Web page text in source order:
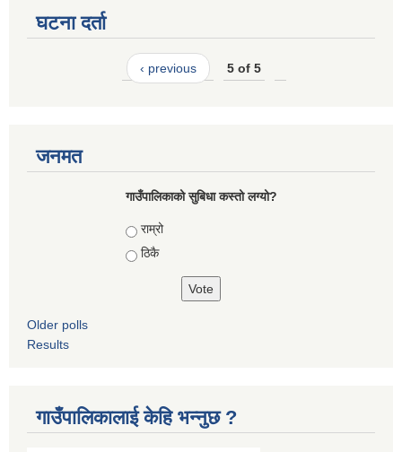
घटना दर्ता
‹ previous 5 of 5
जनमत
गाउँपालिकाको सुबिधा कस्तो लग्यो?
Choices
राम्रो
ठिकै
Older polls
Results
गाउँपालिकालाई केहि भन्नुछ ?